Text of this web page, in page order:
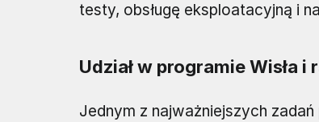
testy, obsługę eksploatacyjną i
Udział w programie Wisła i
Jednym z najważniejszych